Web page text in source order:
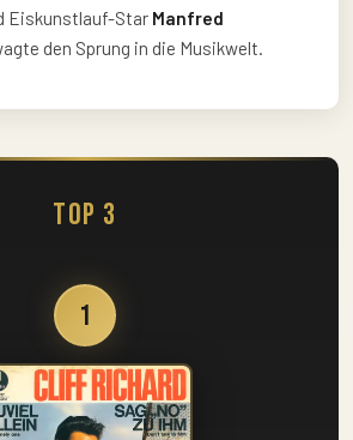
Eiskunstlauf-Star Manfred
den Sprung in die Musikwelt.
Top 3
1